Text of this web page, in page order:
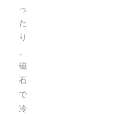
っ
た
り
磁
石
で
冷